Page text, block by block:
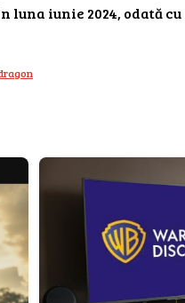
luna iunie 2024, odată